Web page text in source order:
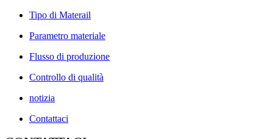
Tipo di Materail
Parametro materiale
Flusso di produzione
Controllo di qualità
notizia
Contattaci